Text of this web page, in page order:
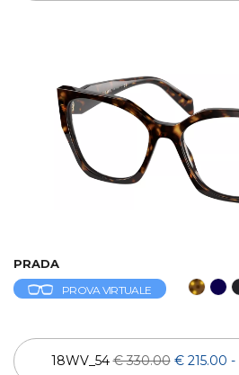
PRADA
PROVA VIRTUALE
18WV_54€ 330.00 € 215.00 -